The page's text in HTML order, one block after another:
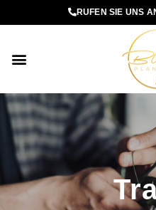
RUFEN SIE UNS